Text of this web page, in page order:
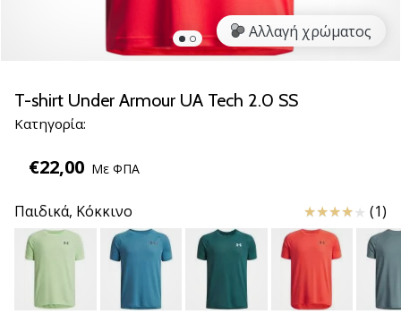
Accelerate
SQD
Ανακάλυψε
τεχνικές
αναβαθμίσεις
και
μάθε
αν
αξίζει…
Αλλαγή χρώματος
T-shirt Under Armour UA Tech 2.0 SS
Κατηγορία:
€22,00 Με ΦΠΑ
Παιδικά, Κόκκινο Κριτικές (1)